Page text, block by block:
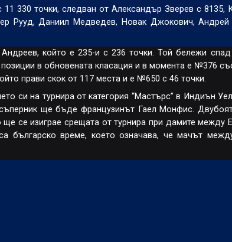
330 точки, следван от Александър Зверев с 8135,
Рууд, Даниил Медведев, Новак Джокович, Андрей
който е 235-и с 236 точки. Той бележи
в обновената класация и в момента е №376
прави скок от 117 места и е №650 с 46 точки.
си на турнира от категория “Мастърс” в Индиън
ще бъде французинът Гаел Монфис.
ще се изиграе срещата от турнира при дамите
българско време, което означава, че мачът